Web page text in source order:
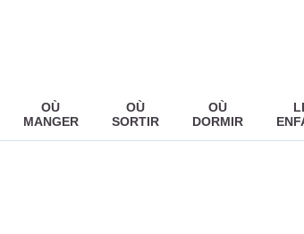
OÙ
MANGER
OÙ
SORTIR
OÙ
DORMIR